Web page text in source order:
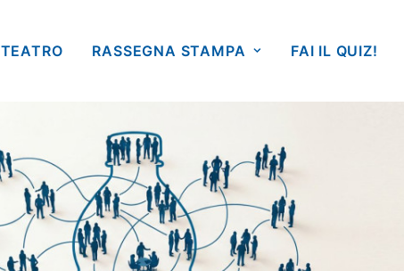
TEATRO RASSEGNA STAMPA FAI IL QUIZ!